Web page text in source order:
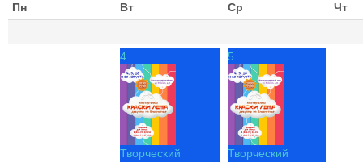
Пн
Вт Ср Чт
4
Творческий
5
Творческий